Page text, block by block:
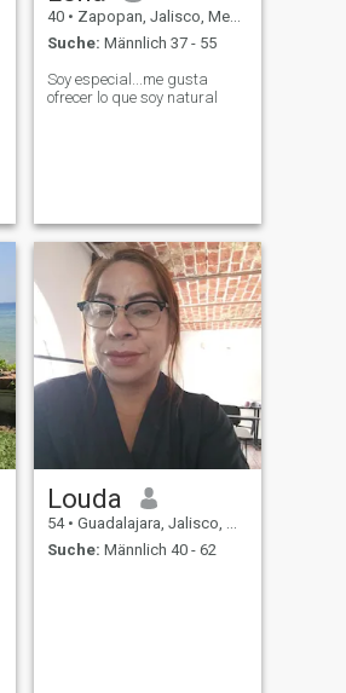
40 • Zapopan, Jalisco, Mexiko
Suche: Männlich 37 - 55
Soy especial...me gusta
ofrecer lo que soy natural
Louda
54 • Guadalajara, Jalisco, Mexiko
Suche: Männlich 40 - 62